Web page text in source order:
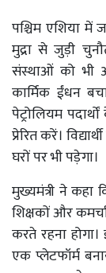
पश्चिम एशिया
मुद्रा से जुड़ी
संस्थाओं को भी
कार्मिक ईंधन
पेट्रोलियम
प्रेरित करें।
घरों पर भी पड़ेगा।
मुख्यमंत्री ने कहा
शिक्षकों और
करते रहना
एक प्लेटफॉर्म